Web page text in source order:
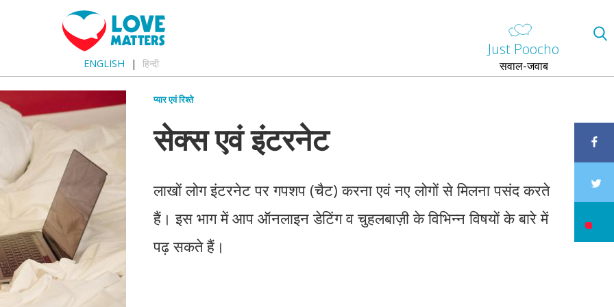
ENGLISH हिन्दी
Just Poocho
सवाल-जवाब
प्यार एवं रिश्ते
सेक्स एवं इंटरनेट
लाखों लोग इंटरनेट पर गपशप (चैट) करना एवं नए लोगों से मिलना पसंद करते
हैं। इस भाग में आप ऑनलाइन डेटिंग व चुहलबाज़ी के विभिन्न विषयों के बारे में
पढ़ सकते हैं।